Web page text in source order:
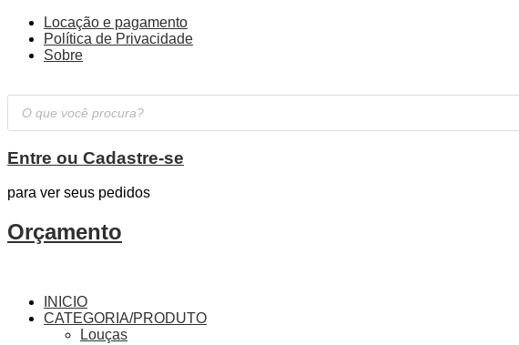
Locação e pagamento
Política de Privacidade
Sobre
Pesquisar
produtos
Entre ou Cadastre-se
para ver seus pedidos
Orçamento
INICIO
CATEGORIA/PRODUTO
Louças